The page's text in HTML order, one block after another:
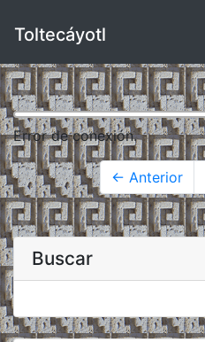
Toltecáyotl
Error de conexión.
← Anterior
Buscar